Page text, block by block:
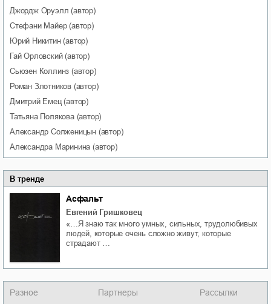
Джордж Оруэлл (автор)
Стефани Майер(автор)
Юрий Никитин(автор)
Гай Орловский(автор)
Сьюзен Коллинз (автор)
Роман Злотников (автор)
Дмитрий Емец(автор)
Татьяна Полякова(автор)
Александр Солженицын (автор)
Александра Маринина (автор)
В тренде
Асфальт
Евгений Гришковец
«…Я знаю так много умных, сильных, трудолюбивых
людей, которые очень сложно живут, которые
страдают …
Разное Партнеры Рассылки